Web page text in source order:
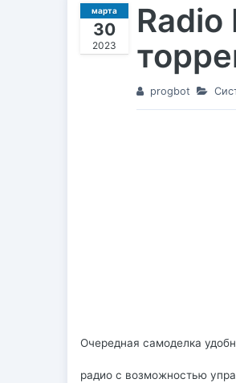
марта
30
2023
progbot
Очередная самоделка
радио с возможностью